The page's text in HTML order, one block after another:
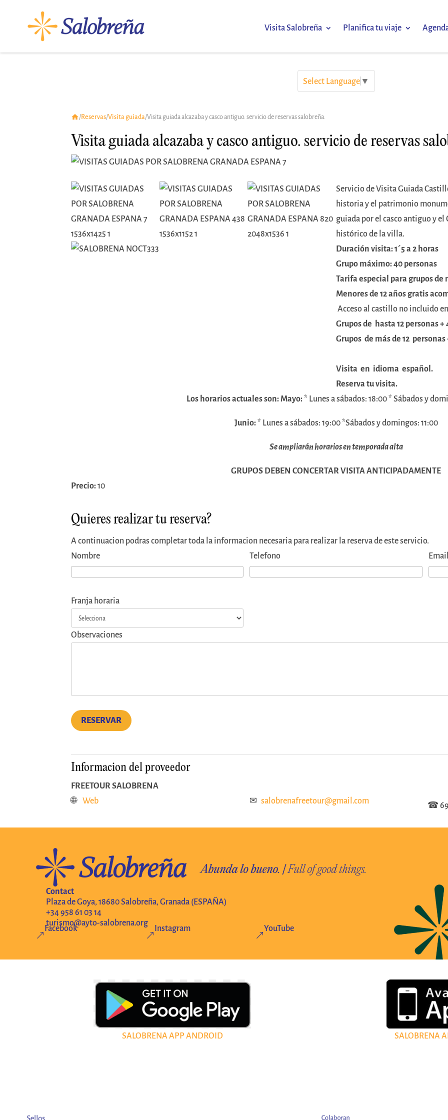
Visita Salobreña Planifica tu viaje
Select Language ▼
/Reservas/Visita guiada/Visita guiada alcazaba y casco antiguo. servicio de reservas salobreña.
Visita guiada alcazaba y casco antiguo. servicio de reservas
Servicio de Visita Guiada
historia y el patrimonio
guiada por el casco antiguo y
histórico de la villa.
Duración visita: 1´5 a 2 horas
Grupo máximo: 40 personas
Tarifa especial para grupos de
Menores de 12 años gratis
Acceso al castillo no incluido
Grupos de hasta 12 personas +
Grupos de más de 12 personas
Visita en idioma español.
Reserva tu visita.
Los horarios actuales son:Mayo:* Lunes a sábados: 18:00 * Sábados y
Junio:* Lunes a sábados: 19:00 *Sábados y domingos: 11:00
Se ampliarán horarios en temporada alta
GRUPOS DEBEN CONCERTAR VISITA ANTICIPADAMENTE
Precio:10
Quieres realizar tu reserva?
A continuacion podras completar toda la informacion necesaria para realizar la reserva de este servicio.
Nombre
Telefono
Franja horaria
Observaciones
RESERVAR
Informacion del proveedor
FREETOUR SALOBRENA
🌐
Web ✉ salobrenafreetour@gmail.com ☎
Contact
Plaza de Goya, 18680 Salobreña, Granada (ESPAÑA)
+34 958 61 03 14
turismo@ayto-salobrena.org
&
Facebook
&
Instagram
&
YouTube
SALOBRENA APP ANDROID SALOBRENA